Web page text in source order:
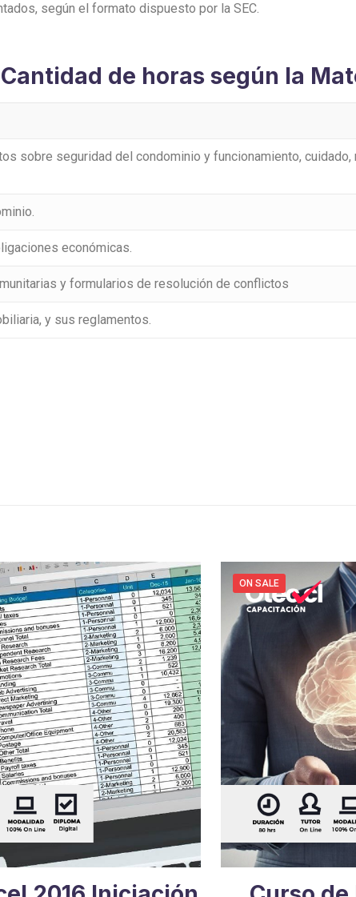
según el formato dispuesto por la SEC.
Cantidad de horas según la
sobre seguridad del condominio y funcionamiento, cuidado,
económicas.
y formularios de resolución de conflictos
y sus reglamentos.
ON SALE